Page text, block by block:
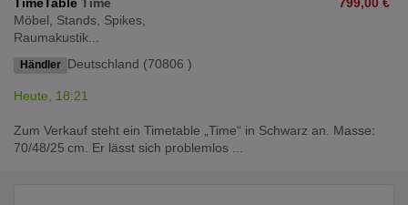
Möbel, Stands, Spikes,
Raumakustik...
Händler Deutschland (70806 )
Heute, 18:21
Zum Verkauf steht ein Timetable „Time“ in Schwarz an. Masse:
70/48/25 cm. Er lässt sich problemlos ...